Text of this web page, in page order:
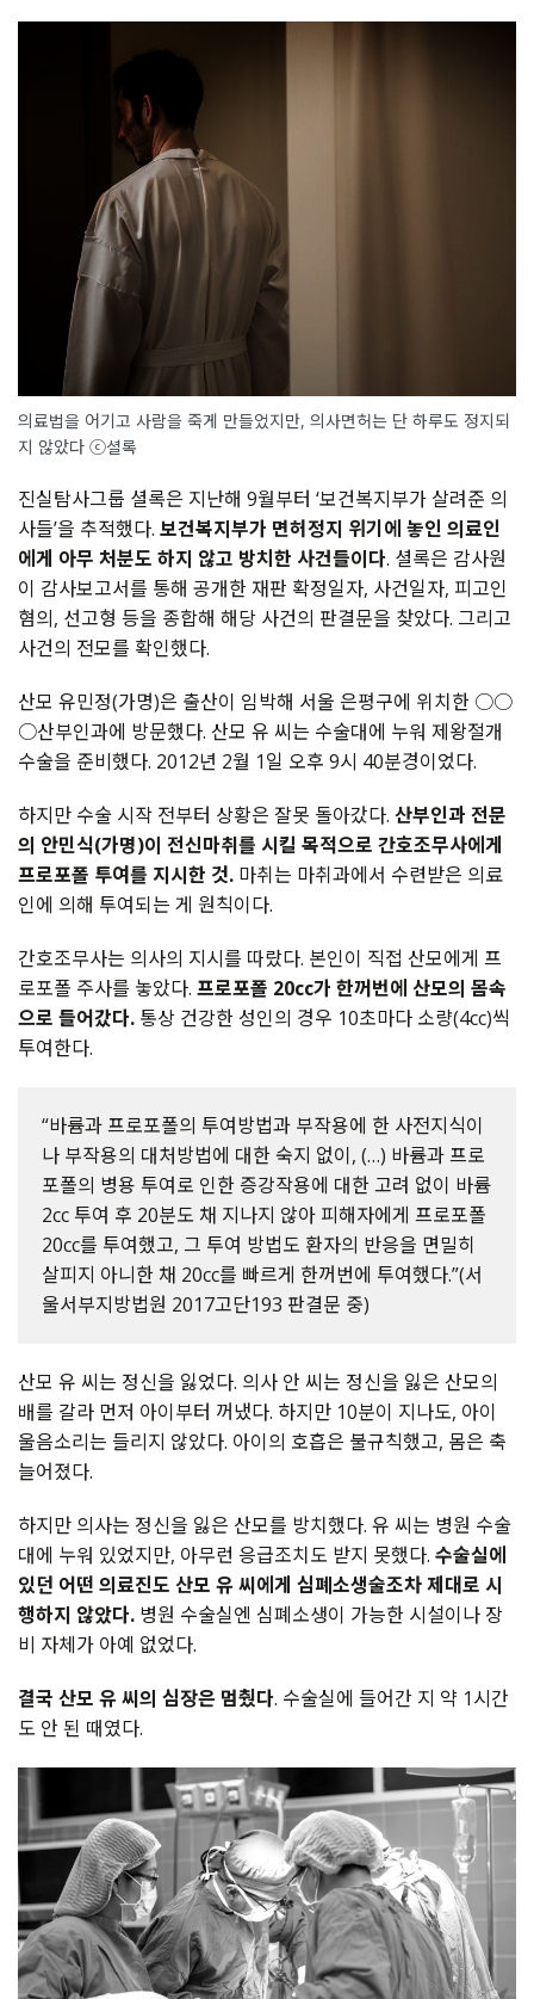
의료법을 어기고 사람을 죽게 만들었지만, 의사면허는 단 하루도 정지되
지 않았다 ⓒ셜록
진실탐사그룹 셜록은 지난해 9월부터 ‘보건복지부가 살려준 의
사들’을 추적했다. 보건복지부가 면허정지 위기에 놓인 의료인
에게 아무 처분도 하지 않고 방치한 사건들이다. 셜록은 감사원
이 감사보고서를 통해 공개한 재판 확정일자, 사건일자, 피고인
혐의, 선고형 등을 종합해 해당 사건의 판결문을 찾았다. 그리고
사건의 전모를 확인했다.
산모 유민정(가명)은 출산이 임박해 서울 은평구에 위치한 ○○
○산부인과에 방문했다. 산모 유 씨는 수술대에 누워 제왕절개
수술을 준비했다. 2012년 2월 1일 오후 9시 40분경이었다.
하지만 수술 시작 전부터 상황은 잘못 돌아갔다. 산부인과 전문
의 안민식(가명)이 전신마취를 시킬 목적으로 간호조무사에게
프로포폴 투여를 지시한 것. 마취는 마취과에서 수련받은 의료
인에 의해 투여되는 게 원칙이다.
간호조무사는 의사의 지시를 따랐다. 본인이 직접 산모에게 프
로포폴 주사를 놓았다. 프로포폴 20cc가 한꺼번에 산모의 몸속
으로 들어갔다. 통상 건강한 성인의 경우 10초마다 소량(4cc)씩
투여한다.
“바륨과 프로포폴의 투여방법과 부작용에 한 사전지식이
나 부작용의 대처방법에 대한 숙지 없이, (…) 바륨과 프로
포폴의 병용 투여로 인한 증강작용에 대한 고려 없이 바륨
2cc 투여 후 20분도 채 지나지 않아 피해자에게 프로포폴
20cc를 투여했고, 그 투여 방법도 환자의 반응을 면밀히
살피지 아니한 채 20cc를 빠르게 한꺼번에 투여했다.”(서
울서부지방법원 2017고단193 판결문 중)
산모 유 씨는 정신을 잃었다. 의사 안 씨는 정신을 잃은 산모의
배를 갈라 먼저 아이부터 꺼냈다. 하지만 10분이 지나도, 아이
울음소리는 들리지 않았다. 아이의 호흡은 불규칙했고, 몸은 축
늘어졌다.
하지만 의사는 정신을 잃은 산모를 방치했다. 유 씨는 병원 수술
대에 누워 있었지만, 아무런 응급조치도 받지 못했다. 수술실에
있던 어떤 의료진도 산모 유 씨에게 심폐소생술조차 제대로 시
행하지 않았다. 병원 수술실엔 심폐소생이 가능한 시설이나 장
비 자체가 아예 없었다.
결국 산모 유 씨의 심장은 멈췄다. 수술실에 들어간 지 약 1시간
도 안 된 때였다.